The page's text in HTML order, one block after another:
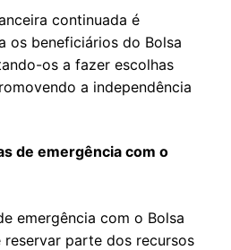
continuada é
os beneficiários do Bolsa
os a fazer escolhas
a independência
de emergência com o
emergência com o Bolsa
reservar parte dos recursos